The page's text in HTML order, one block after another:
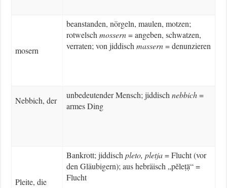
mosern
beanstanden, nörgeln, maulen, motzen;
rotwelschmossern= angeben, schwatzen,
verraten; von jiddischmassern= denunzieren
Nebbich, der
unbedeutender Mensch; jiddischnebbich=
armes Ding
Pleite, die
Bankrott; jiddischpleto, pletja= Flucht (vor
den Gläubigern); aus hebräisch „pĕleṭạ̈“ =
Flucht